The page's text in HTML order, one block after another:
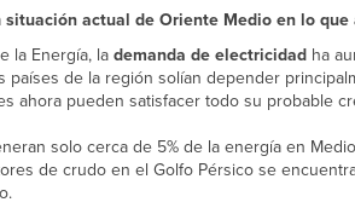
situación actual de Oriente Medio en lo
la Energía, lademanda de electricidad ha
de la región solían depender
ahora pueden satisfacer todo su probable
solo cerca de 5% de la energía en
de crudo en el Golfo Pérsico se